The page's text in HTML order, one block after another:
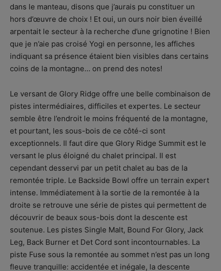
dans le manteau, disons que j’aurais pu constituer un
hors d’œuvre de choix ! Et oui, un ours noir bien éveillé
arpentait le secteur à la recherche d’une grignotine ! Bien
que je n’aie pas croisé Yogi en personne, les affiches
indiquant sa présence étaient bien visibles dans certains
coins de la montagne… on prend des notes!
Le versant de Glory Ridge offre une belle combinaison de
pistes intermédiaires, difficiles et expertes. Le secteur
semble être l’endroit le moins fréquenté de la montagne,
et pourtant, les sous-bois de ce côté-ci sont
exceptionnels. Il faut dire que Glory Ridge Summit est le
versant le plus éloigné du chalet principal. Il est
cependant desservi par un petit chalet au bas de la
remontée triple. Le Backside Bowl offre un terrain expert
intense. Immédiatement à la sortie de la remontée à la
droite se retrouve une série de pistes qui permettent de
découvrir de beaux sous-bois dont la descente est
soutenue. Les pistes Single Malt, Bound For Glory, Jack
Leg, Back Burner et Det Cord sont incontournables. La
piste Fuse sous la remontée au sommet n’est pas un long
fleuve tranquille: accidentée et inégale, la descente